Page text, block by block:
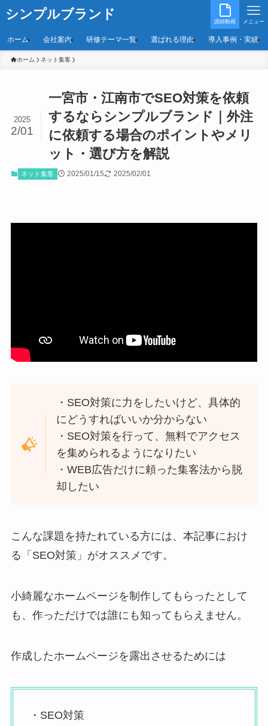
シンプルブランド 講師動画 メニュー
ホーム 会社案内 研修テーマ一覧 選ばれる理由 導入事例・実績
ホーム ネット集客
一宮市・江南市でSEO対策を依頼
するならシンプルブランド｜外注
に依頼する場合のポイントやメリ
ット・選び方を解説
2025
2/01
ネット集客 2025/01/15 2025/02/01
・SEO対策に力をしたいけど、具体的
にどうすればいいか分からない
・SEO対策を行って、無料でアクセス
を集められるようになりたい
・WEB広告だけに頼った集客法から脱
却したい
こんな課題を持たれている方には、本記事におけ
る「SEO対策」がオススメです。
小綺麗なホームページを制作してもらったとして
も、作っただけでは誰にも知ってもらえません。
作成したホームページを露出させるためには
・SEO対策